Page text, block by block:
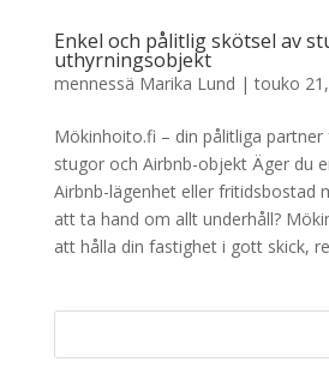
Enkel och pålitlig skötsel av
uthyrningsobjekt
mennessä Marika Lund |touko
Mökinhoito.fi – din pålitliga
stugor och Airbnb-objekt Äger du
Airbnb-lägenhet eller fritidsbostad
att ta hand om allt underhåll?
att hålla din fastighet i gott skick,